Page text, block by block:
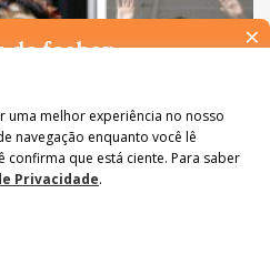
uma lista de 15
nas urnas
uma melhor experiência no nosso
navegação enquanto você lê
confirma que está ciente. Para saber
Privacidade.
×
de fechar…
se informado(a). Quer ter
Receba a nossa newsletter.
graça :)